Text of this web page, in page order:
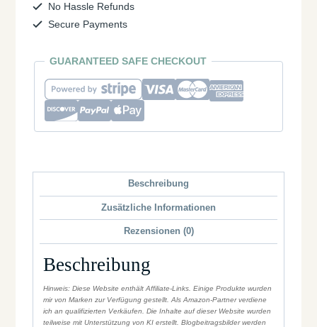
No Hassle Refunds
Secure Payments
GUARANTEED SAFE CHECKOUT
Beschreibung
Zusätzliche Informationen
Rezensionen (0)
Beschreibung
Hinweis: Diese Website enthält Affiliate-Links. Einige Produkte wurden
mir von Marken zur Verfügung gestellt. Als Amazon-Partner verdiene
ich an qualifizierten Verkäufen. Die Inhalte auf dieser Website wurden
teilweise mit Unterstützung von KI erstellt. Blogbeitragsbilder werden